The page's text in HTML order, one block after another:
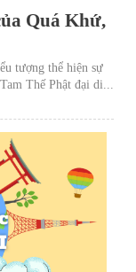
Quá Khứ,
tượng thể hiện sự
Thế Phật đại di...